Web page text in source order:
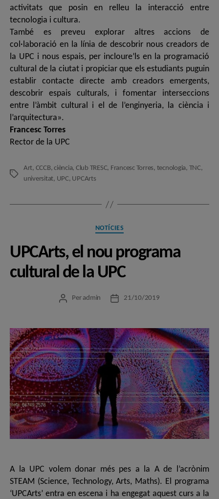
activitats que posin en relleu la interacció entre
tecnologia i cultura.
També es preveu explorar altres accions de
col·laboració en la línia de descobrir nous creadors de
la UPC i nous espais, per incloure’ls en la programació
cultural de la ciutat i propiciar que els estudiants puguin
establir contacte directe amb creadors emergents,
descobrir espais culturals, i fomentar interseccions
entre l’àmbit cultural i el de l’enginyeria, la ciència i
l’arquitectura».
Francesc Torres
Rector de la UPC
Etiquetes
Art, CCCB,ciència, Club TRESC, Francesc Torres, tecnologia, TNC,
universitat, UPC, UPCArts
Categories
NOTÍCIES
UPCArts, el nou programa
cultural de la UPC
Autor
Per admin
Data21/10/2019
A la UPC volem donar més pes a la A de l’acrònim
STEAM (Science, Technology, Arts, Maths). El programa
‘UPCArts’ entra en escena i ha engegat aquest curs a la